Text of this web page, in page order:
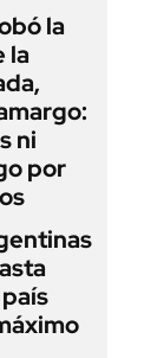
la
la
ni
por